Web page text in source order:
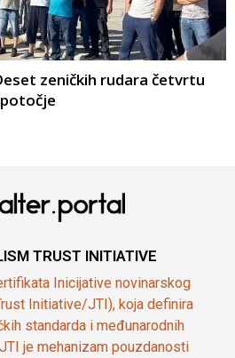
zeničkih rudara četvrtu
TRUST INITIATIVE
Inicijative novinarskog
Initiative/JTI), koja definira
standarda i međunarodnih
je mehanizam pouzdanosti